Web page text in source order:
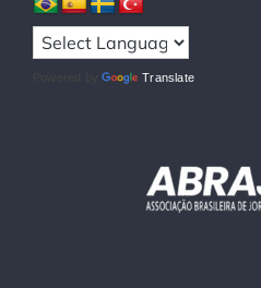
Powered by Translate